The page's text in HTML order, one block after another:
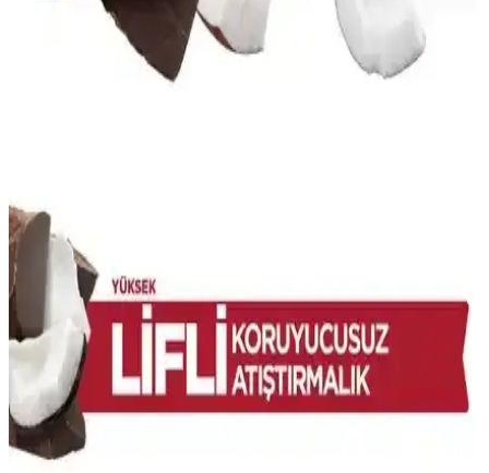
Beyaz ve siyah chia tohumları arasındaki temel fark renkleridir.
Besin değerleri ve sağlık faydaları açısından benzer olan bu
tohumlar, kullanımda birbirlerinin yerine geçebilir.
Arifoğlu Chia Tohumu: Sağlık ve Lezzeti Bir Arada
Sunan Doğal Bir Seçenek
Arifoğlu chia tohumu, yüksek lif ve omega-3 içeriğiyle sağlığı
destekleyen, pratik kullanımıyla öne çıkan doğal bir besin
seçeneğidir.
Fellas Meyve Bar Hindistan Cevizli ve Chialı 40 g –
Glutensiz Vegan İçerikli 12’li Paket
Fellas Meyve Bar Hindistan cevizli ve chia ile zenginleştirilmiş, 40